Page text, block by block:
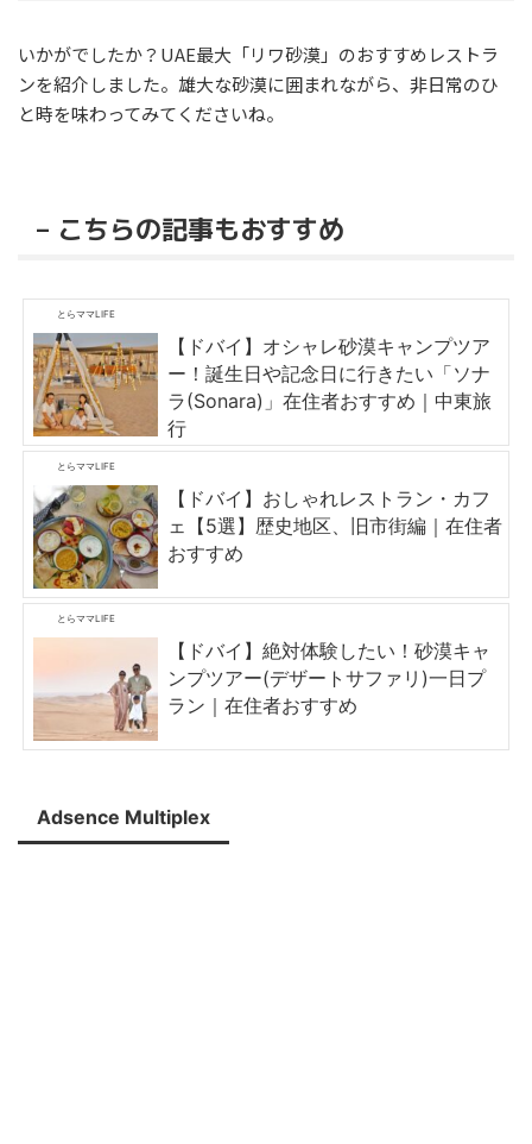
いかがでしたか？UAE最大「リワ砂漠」のおすすめレストラ
ンを紹介しました。雄大な砂漠に囲まれながら、非日常のひ
と時を味わってみてくださいね。
– こちらの記事もおすすめ
とらママLIFE
【ドバイ】オシャレ砂漠キャンプツア
ー！誕生日や記念日に行きたい「ソナ
ラ(Sonara)」在住者おすすめ｜中東旅
行
とらママLIFE
【ドバイ】おしゃれレストラン・カフ
ェ【5選】歴史地区、旧市街編｜在住者
おすすめ
とらママLIFE
【ドバイ】絶対体験したい！砂漠キャ
ンプツアー(デザートサファリ)一日プ
ラン｜在住者おすすめ
Adsence Multiplex